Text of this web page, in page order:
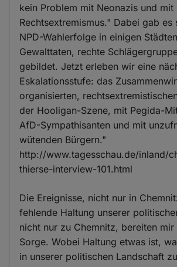
kein Problem mit Neonazis und mit
Rechtsextremismus." Dabei gab es
NPD-Wahlerfolge in einigen
Gewalttaten, rechte
gebildet. Jetzt erleben wir eine
Eskalationsstufe: das
organisierten,
der Hooligan-Szene, mit Pegida-
AfD-Sympathisanten und mit
wütenden Bürgern."
http://www.tagesschau.de/inland/
thierse-interview-101.html
Die Ereignisse, nicht nur in
fehlende Haltung unserer
nicht nur zu Chemnitz, bereiten mir
Sorge. Wobei Haltung etwas ist,
in unserer politischen Landschaft